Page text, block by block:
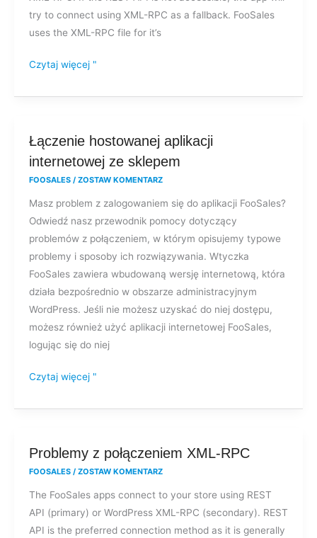
try to connect using XML-RPC as a fallback. FooSales
uses the XML-RPC file for it’s
do
pliku
RPC?
Czytaj więcej "
Łączenie hostowanej aplikacji
internetowej ze sklepem
FOOSALES / ZOSTAW KOMENTARZ
Masz problem z zalogowaniem się do aplikacji FooSales?
Odwiedź nasz przewodnik pomocy dotyczący
problemów z połączeniem, w którym opisujemy typowe
problemy i sposoby ich rozwiązywania. Wtyczka
FooSales zawiera wbudowaną wersję internetową, która
działa bezpośrednio w obszarze administracyjnym
WordPress. Jeśli nie możesz uzyskać do niej dostępu,
możesz również użyć aplikacji internetowej FooSales,
logując się do niej
Łączenie
hostowanej
ze
sklepem
Czytaj więcej "
Problemy z połączeniem XML-RPC
FOOSALES / ZOSTAW KOMENTARZ
The FooSales apps connect to your store using REST
API (primary) or WordPress XML-RPC (secondary). REST
API is the preferred connection method as it is generally
Problemy
z